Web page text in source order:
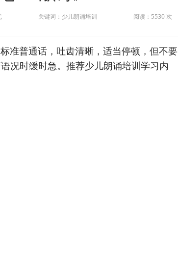
关键词：少儿朗诵培训 阅读：5530 次
准普通话，吐齿清晰，适当停顿，但不要
况时缓时急。 推荐少儿朗诵培训 学习内